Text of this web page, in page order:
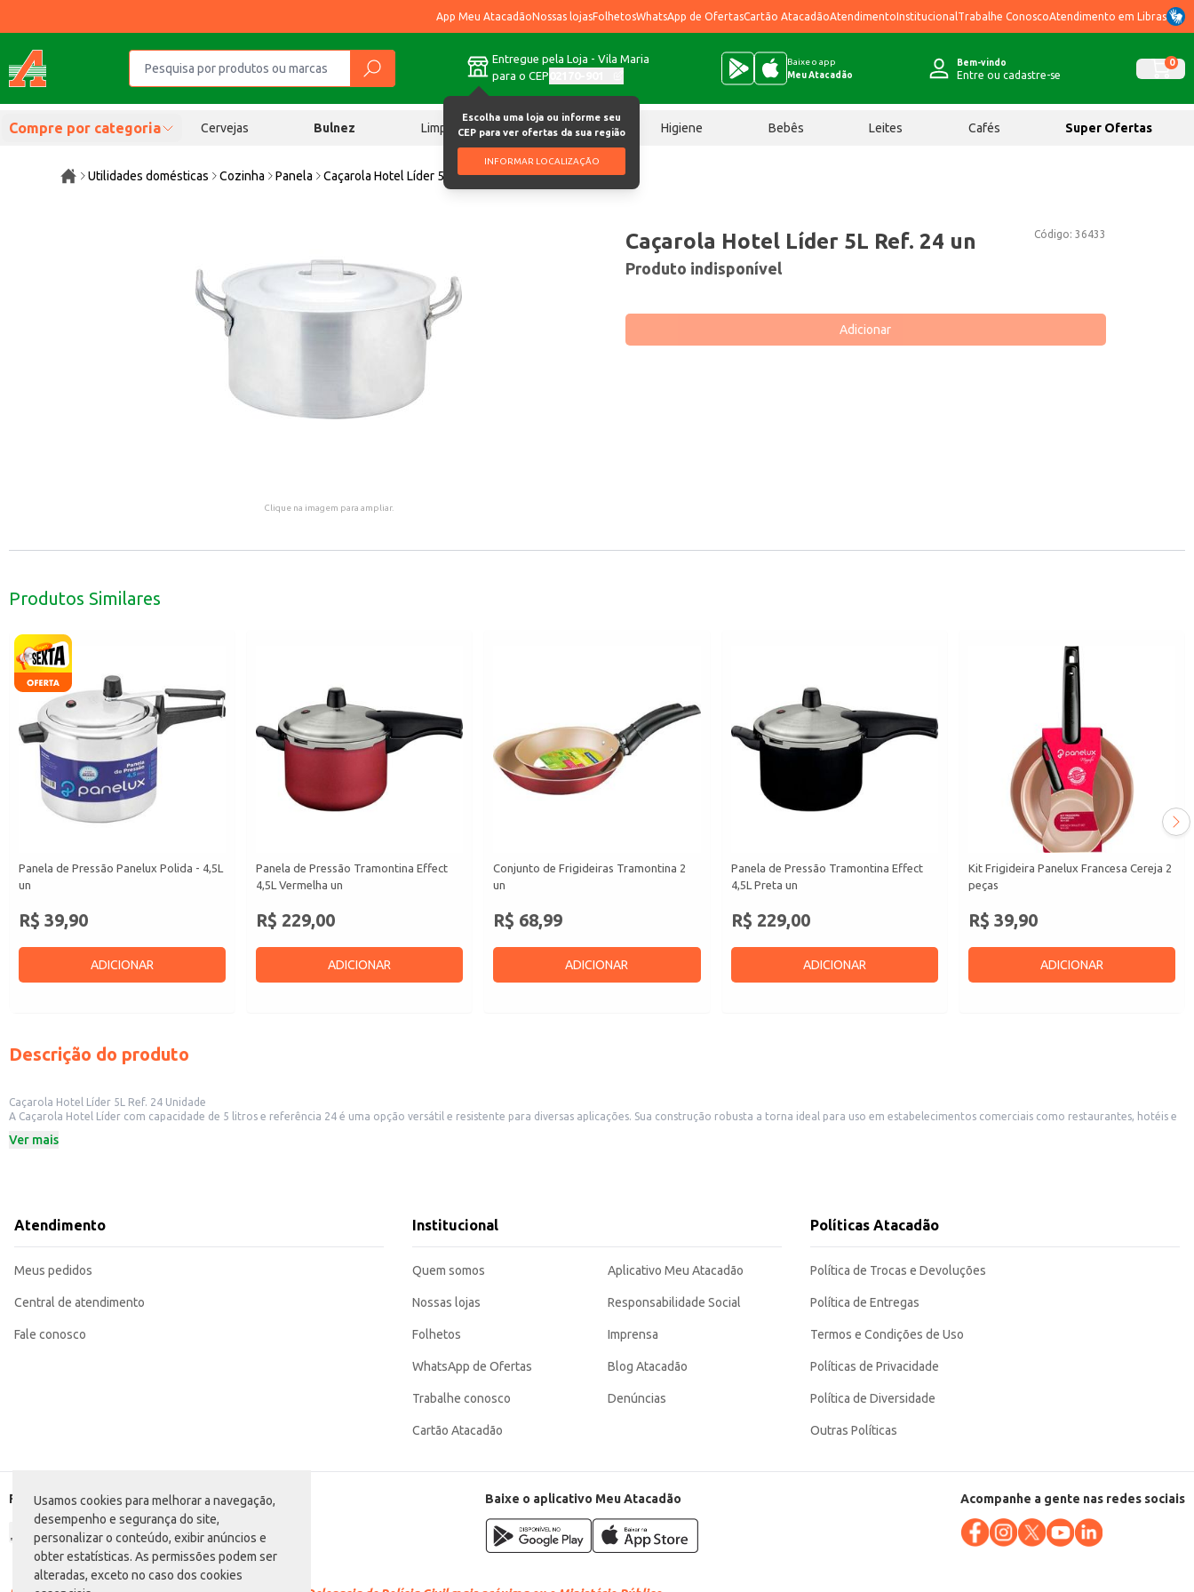
Usamos cookies para melhorar a navegação,
desempenho e segurança do site,
personalizar o conteúdo, exibir anúncios e
obter estatísticas. As permissões podem ser
alteradas, exceto no caso dos cookies
App Meu AtacadãoNossas lojasFolhetosWhatsApp de OfertasCartão AtacadãoAtendimentoInstitucional Trabalhe ConoscoAtendimento em Libras
Entregue pela Loja - Vila Maria
para o CEP
Escolha uma loja ou informe seu
CEP para ver ofertas da sua região
INFORMAR LOCALIZAÇÃO
Baixe o app
Meu Atacadão
Bem-vindo
Entre ou cadastre-se
0
Compre por categoria Cervejas Bulnez Limpeza Chocolates Higiene Bebês Leites Cafés Super Ofertas
Utilidades domésticas Cozinha Panela Caçarola Hotel Líder 5L Ref. 24 un
Clique na imagem para ampliar.
Código: 36433
Caçarola Hotel Líder 5L Ref. 24 un
Produto indisponível
Adicionar
Produtos Similares
Panela de Pressão Panelux Polida - 4,5L
un
R$ 39,90
ADICIONAR
Panela de Pressão Tramontina Effect
4,5L Vermelha un
R$ 229,00
ADICIONAR
Conjunto de Frigideiras Tramontina 2
un
R$ 68,99
ADICIONAR
Panela de Pressão Tramontina Effect
4,5L Preta un
R$ 229,00
ADICIONAR
Kit Frigideira Panelux Francesa Cereja 2
peças
R$ 39,90
ADICIONAR
Descrição do produto
Caçarola Hotel Líder 5L Ref. 24 Unidade
A Caçarola Hotel Líder com capacidade de 5 litros e referência 24 é uma opção versátil e resistente para diversas aplicações. Sua construção robusta a torna ideal para uso em estabelecimentos comerciais como restaurantes, hotéis e
Dicas de Uso:
Marca: Líder
Departamento: Utilidades domésticas
Capacidade: 5L
EAN: 4683980
Ver mais
Atendimento
Meus pedidos
Central de atendimento
Fale conosco
Institucional
Quem somos
Nossas lojas
Folhetos
WhatsApp de Ofertas
Trabalhe conosco
Cartão Atacadão
Aplicativo Meu Atacadão
Responsabilidade Social
Imprensa
Blog Atacadão
Denúncias
Políticas Atacadão
Política de Trocas e Devoluções
Política de Entregas
Termos e Condições de Uso
Políticas de Privacidade
Política de Diversidade
Outras Políticas
Formas de pagamento Baixe o aplicativo Meu Atacadão Acompanhe a gente nas redes sociais